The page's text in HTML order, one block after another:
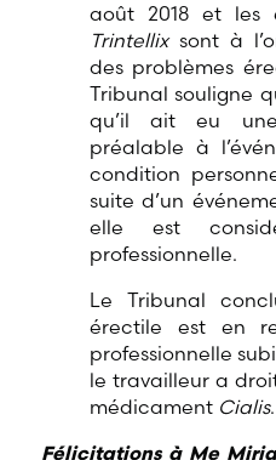
août 2018 et les
Trintellixsont à
des problèmes
Tribunal souligne
qu’il ait eu
préalable à
condition
suite d’un
elle est
professionnelle.
Le Tribunal
érectile est en
professionnelle
le travailleur a
médicament Cialis.
Félicitations à Me